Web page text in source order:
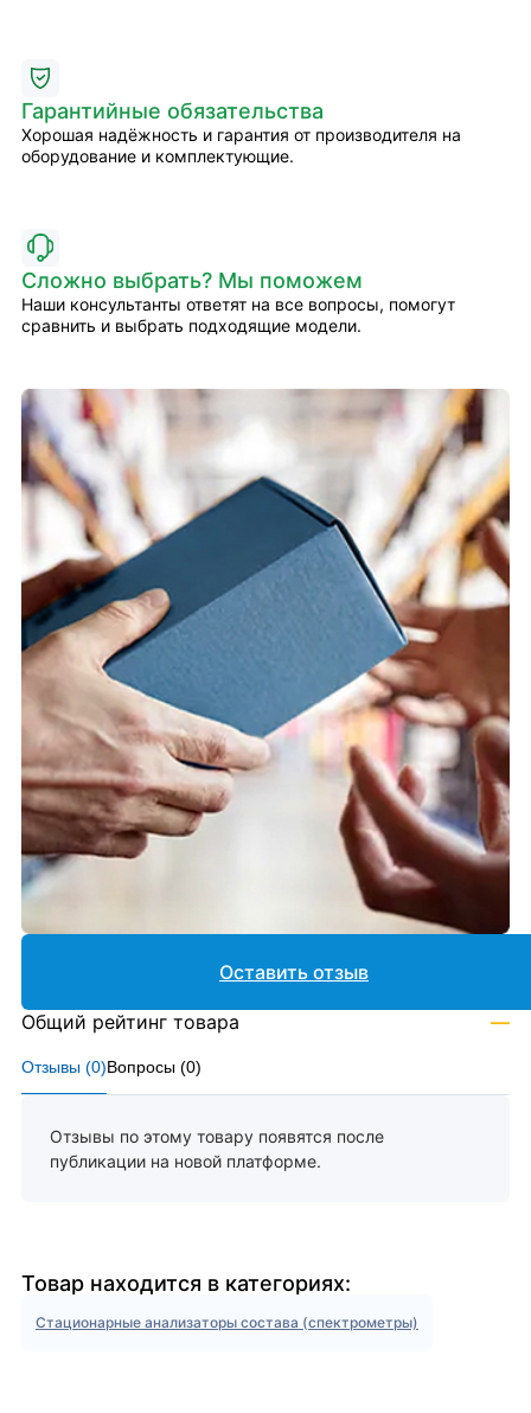
Гарантийные обязательства
Хорошая надёжность и гарантия от производителя на
оборудование и комплектующие.
Сложно выбрать? Мы поможем
Наши консультанты ответят на все вопросы, помогут
сравнить и выбрать подходящие модели.
Отзывы (0)Вопросы (0)
Отзывы по этому товару появятся после
публикации на новой платформе.
Оставить отзыв
Общий рейтинг товара —
Товар находится в категориях:
Стационарные анализаторы состава (спектрометры)